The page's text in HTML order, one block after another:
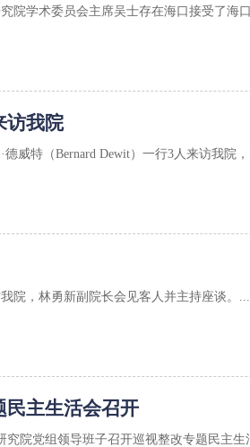
院学术委员会主席吴士存在海口接受了海
访我院
威特（Bernard Dewit）一行3人来访我院
院，林勇新副院长会见客人并主持座谈。...
民主生活会召开
院党组领导班子召开巡视整改专题民主生